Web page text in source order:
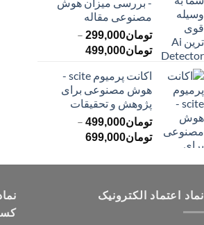
- بررسی میزان هوش
مصنوعی مقاله
تومان299,000
–
تومان499,000محدوده
تا
تومان499,000
اکانت پرمیوم scite -
هوش مصنوعی برای
پژوهش و تحقیقات
تومان499,000
–
تومان699,000محدوده
تومان499,000
نماد اعتماد الکترونیک